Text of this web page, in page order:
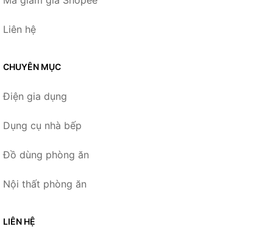
Liên hệ
CHUYÊN MỤC
Điện gia dụng
Dụng cụ nhà bếp
Đồ dùng phòng ăn
Nội thất phòng ăn
LIÊN HỆ